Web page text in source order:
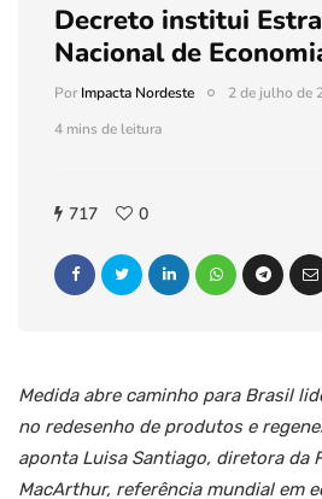
Decreto institui
Nacional de
PorImpacta Nordeste
2 de julho de
4 mins de leitura
717 0
Medida abre caminho para Brasil
no redesenho de produtos e
aponta Luisa Santiago, diretora da
MacArthur, referência mundial em